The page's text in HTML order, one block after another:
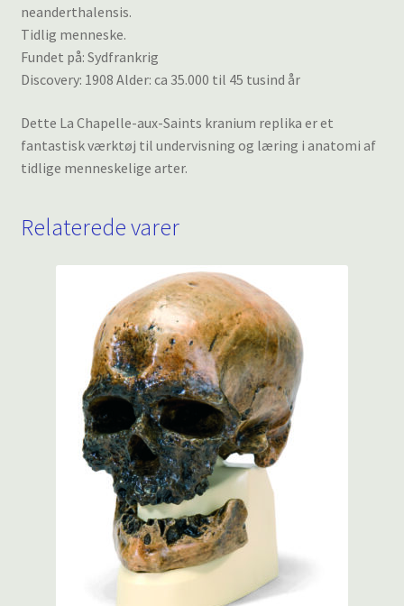
neanderthalensis.
Tidlig menneske.
Fundet på: Sydfrankrig
Discovery: 1908 Alder: ca 35.000 til 45 tusind år
Dette La Chapelle-aux-Saints kranium replika er et
fantastisk værktøj til undervisning og læring i anatomi af
tidlige menneskelige arter.
Relaterede varer